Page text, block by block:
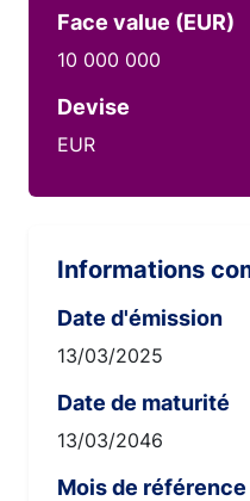
Face value (EUR)
10 000 000
Devise
EUR
Informations
Date d'émission
13/03/2025
Date de maturité
13/03/2046
Mois de référence